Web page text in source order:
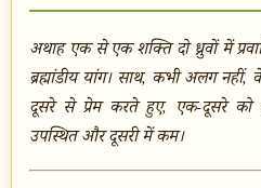
अथाह एक से एक शक्ति दो ध्रुवों में
ब्रह्मांडीय यांग। साथ, कभी अलग
दूसरे से प्रेम करते हुए, एक-दूसरे
उपस्थित और दूसरी में कम।